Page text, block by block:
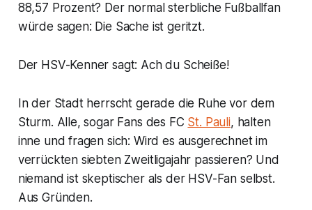
88,57 Prozent? Der normal sterbliche Fußballfan
würde sagen: Die Sache ist geritzt.
Der HSV-Kenner sagt: Ach du Scheiße!
In der Stadt herrscht gerade die Ruhe vor dem
Sturm. Alle, sogar Fans des FC St. Pauli, halten
inne und fragen sich: Wird es ausgerechnet im
verrückten siebten Zweitligajahr passieren? Und
niemand ist skeptischer als der HSV-Fan selbst.
Aus Gründen.